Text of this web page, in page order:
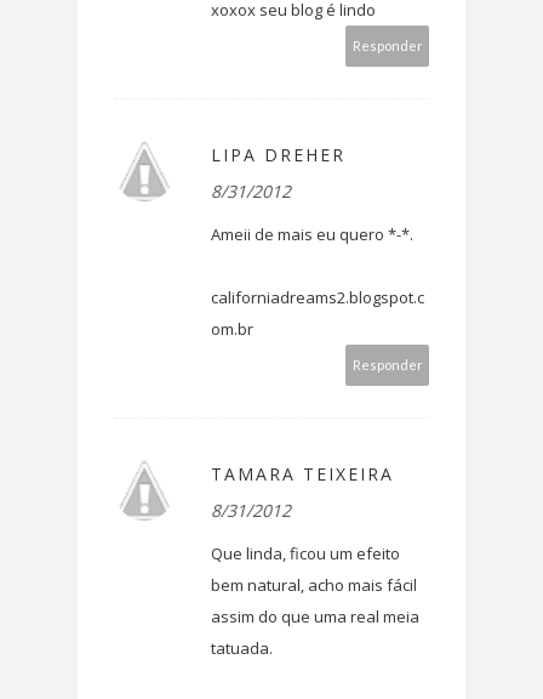
xoxox seu blog é lindo
Responder
LIPA DREHER
8/31/2012
Ameii de mais eu quero *-*.
californiadreams2.blogspot.c
om.br
Responder
TAMARA TEIXEIRA
8/31/2012
Que linda, ficou um efeito
bem natural, acho mais fácil
assim do que uma real meia
tatuada.